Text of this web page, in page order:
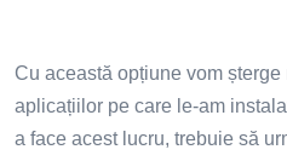
Cu această opțiune vom
aplicațiilor pe care le-am
a face acest lucru, trebuie să